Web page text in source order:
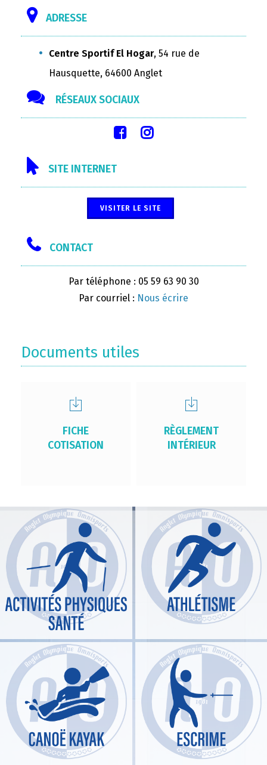
ADRESSE
Centre Sportif El Hogar, 54 rue de
Hausquette, 64600 Anglet
RÉSEAUX SOCIAUX
SITE INTERNET
VISITER LE SITE
CONTACT
Par téléphone : 05 59 63 90 30
Par courriel : Nous écrire
Documents utiles
FICHE
COTISATION
RÈGLEMENT
INTÉRIEUR